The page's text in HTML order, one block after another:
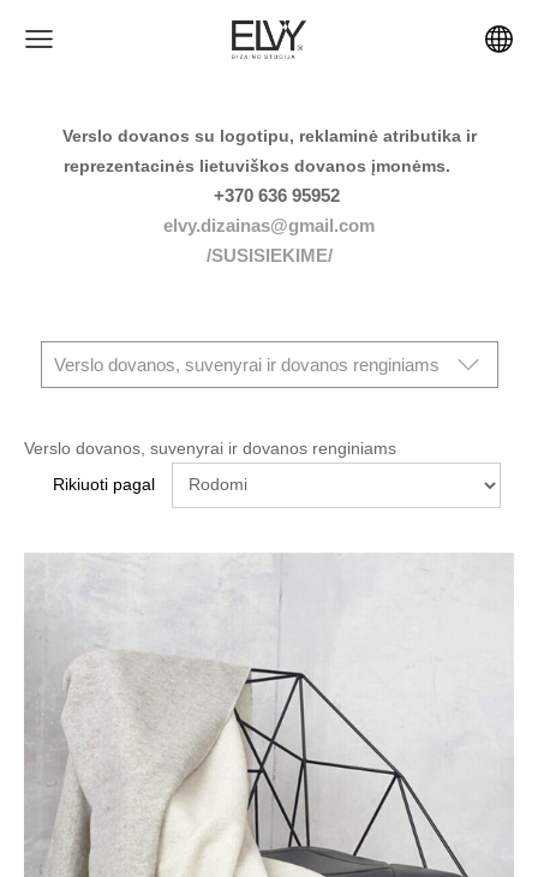
Verslo dovanos su logotipu, reklaminė atributika ir
reprezentacinės lietuviškos dovanos įmonėms.
+370 636 95952
elvy.dizainas@gmail.com
/SUSISIEKIME/
Verslo dovanos, suvenyrai ir dovanos renginiams
Verslo dovanos, suvenyrai ir dovanos renginiams
Rikiuoti pagal